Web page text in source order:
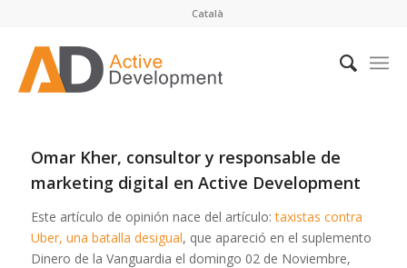
Català
Omar Kher, consultor y responsable de
marketing digital en Active Development
Este artículo de opinión nace del artículo:taxistas contra
Uber, una batalla desigual, que apareció en el suplemento
Dinero de la Vanguardia el domingo 02 de Noviembre,